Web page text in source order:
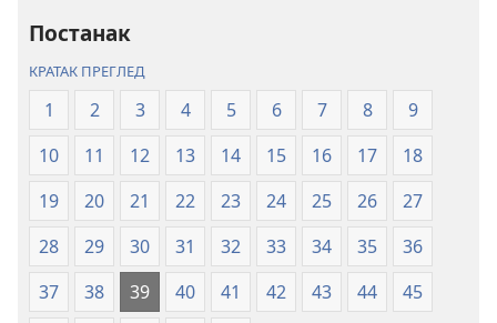
(ревидирано
издање
2019)
(ревидирано
издање
2019)
Постанак
КРАТАК ПРЕГЛЕД
1 2 3 4 5 6 7 8
9
10
11 12 13 14 15 16 17
18
19
20 21 22 23 24 25 26
27
28
29 30 31 32 33 34 35
36
37
38 39 40 41 42 43 44
45